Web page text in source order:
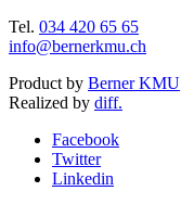
Tel. 034 420 65 65
info@bernerkmu.ch
Product by Berner KMU
Realized by diff.
Facebook
Twitter
Linkedin